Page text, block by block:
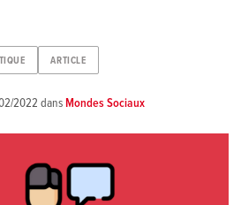
ARTICLE
2022 dansMondes Sociaux